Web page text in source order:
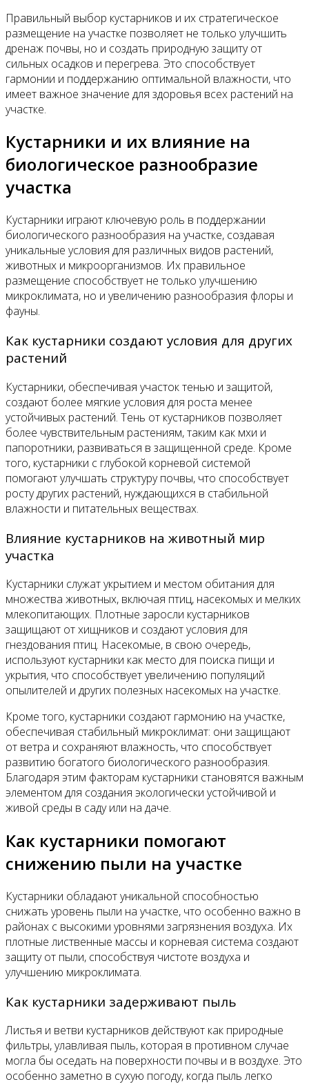
Правильный выбор кустарников и их стратегическое
размещение на участке позволяет не только улучшить
дренаж почвы, но и создать природную защиту от
сильных осадков и перегрева. Это способствует
гармонии и поддержанию оптимальной влажности, что
имеет важное значение для здоровья всех растений на
участке.
Кустарники и их влияние на
биологическое разнообразие
участка
Кустарники играют ключевую роль в поддержании
биологического разнообразия на участке, создавая
уникальные условия для различных видов растений,
животных и микроорганизмов. Их правильное
размещение способствует не только улучшению
микроклимата, но и увеличению разнообразия флоры и
фауны.
Как кустарники создают условия для других
растений
Кустарники, обеспечивая участок тенью и защитой,
создают более мягкие условия для роста менее
устойчивых растений. Тень от кустарников позволяет
более чувствительным растениям, таким как мхи и
папоротники, развиваться в защищенной среде. Кроме
того, кустарники с глубокой корневой системой
помогают улучшать структуру почвы, что способствует
росту других растений, нуждающихся в стабильной
влажности и питательных веществах.
Влияние кустарников на животный мир
участка
Кустарники служат укрытием и местом обитания для
множества животных, включая птиц, насекомых и мелких
млекопитающих. Плотные заросли кустарников
защищают от хищников и создают условия для
гнездования птиц. Насекомые, в свою очередь,
используют кустарники как место для поиска пищи и
укрытия, что способствует увеличению популяций
опылителей и других полезных насекомых на участке.
Кроме того, кустарники создают гармонию на участке,
обеспечивая стабильный микроклимат: они защищают
от ветра и сохраняют влажность, что способствует
развитию богатого биологического разнообразия.
Благодаря этим факторам кустарники становятся важным
элементом для создания экологически устойчивой и
живой среды в саду или на даче.
Как кустарники помогают
снижению пыли на участке
Кустарники обладают уникальной способностью
снижать уровень пыли на участке, что особенно важно в
районах с высокими уровнями загрязнения воздуха. Их
плотные лиственные массы и корневая система создают
защиту от пыли, способствуя чистоте воздуха и
улучшению микроклимата.
Как кустарники задерживают пыль
Листья и ветви кустарников действуют как природные
фильтры, улавливая пыль, которая в противном случае
могла бы оседать на поверхности почвы и в воздухе. Это
особенно заметно в сухую погоду, когда пыль легко